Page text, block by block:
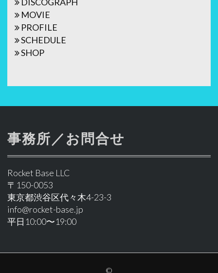
MOVIE
PROFILE
SCHEDULE
SHOP
事務所／お問合せ
Rocket Base LLC
〒150-0053
東京都渋谷区代々木4-23-3
info@rocket-base.jp
平日10:00〜19:00
©